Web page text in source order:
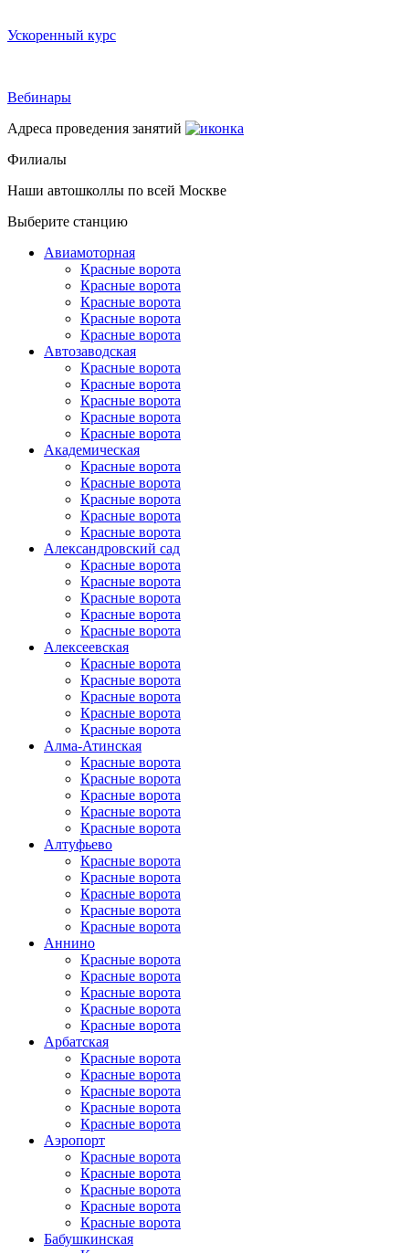
Ускоренный курс
Вебинары
Адреса проведения занятий
Филиалы
Наши автошколлы по всей Москве
Выберите станцию
Авиамоторная
Красные ворота
Красные ворота
Красные ворота
Красные ворота
Красные ворота
Автозаводская
Красные ворота
Красные ворота
Красные ворота
Красные ворота
Красные ворота
Академическая
Красные ворота
Красные ворота
Красные ворота
Красные ворота
Красные ворота
Александровский сад
Красные ворота
Красные ворота
Красные ворота
Красные ворота
Красные ворота
Алексеевская
Красные ворота
Красные ворота
Красные ворота
Красные ворота
Красные ворота
Алма-Атинская
Красные ворота
Красные ворота
Красные ворота
Красные ворота
Красные ворота
Алтуфьево
Красные ворота
Красные ворота
Красные ворота
Красные ворота
Красные ворота
Аннино
Красные ворота
Красные ворота
Красные ворота
Красные ворота
Красные ворота
Арбатская
Красные ворота
Красные ворота
Красные ворота
Красные ворота
Красные ворота
Аэропорт
Красные ворота
Красные ворота
Красные ворота
Красные ворота
Красные ворота
Бабушкинская